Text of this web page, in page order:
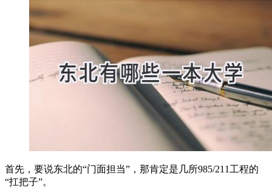
首先，要说东北的“门面担当”，那肯定是几所985/211工程的
“扛把子”。